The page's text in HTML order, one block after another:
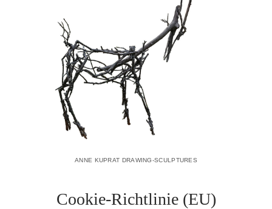
COOKIE-RICHTLINIE (EU)
instagram
email
ANNE KUPRAT DRAWING-SCULPTURES
Cookie-Richtlinie (EU)